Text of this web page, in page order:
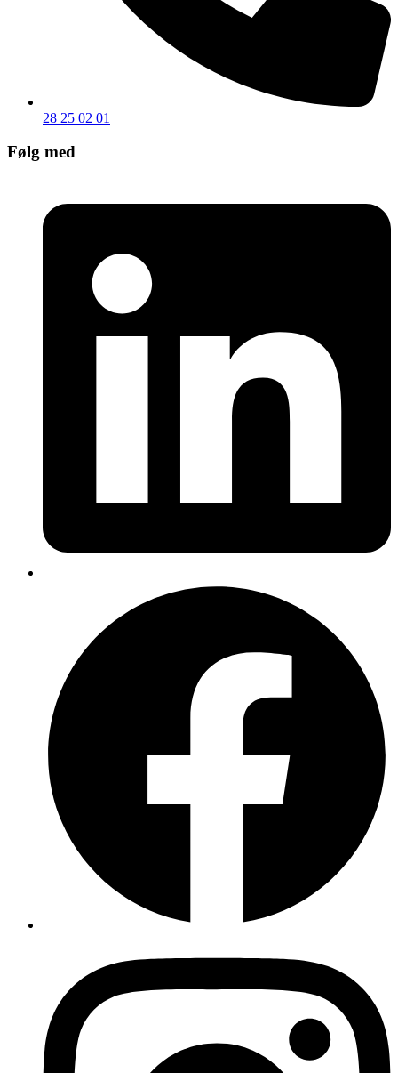
28 25 02 01
Følg med